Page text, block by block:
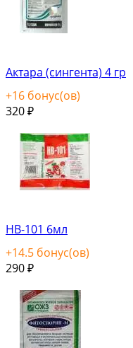
Актара (сингента) 4 гр
+16 бонус(ов)
320 ₽
НВ-101 6мл
+14.5 бонус(ов)
290 ₽